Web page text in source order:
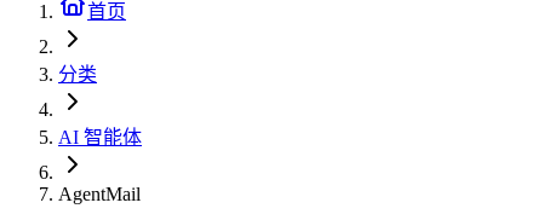
首页
分类
AI 智能体
AgentMail